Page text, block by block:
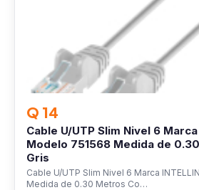
Q 14
Cable U/UTP Slim Nivel 6 Marca
Modelo 751568 Medida de
Gris
Cable U/UTP Slim Nivel 6 Marca
Medida de 0.30 Metros Co…